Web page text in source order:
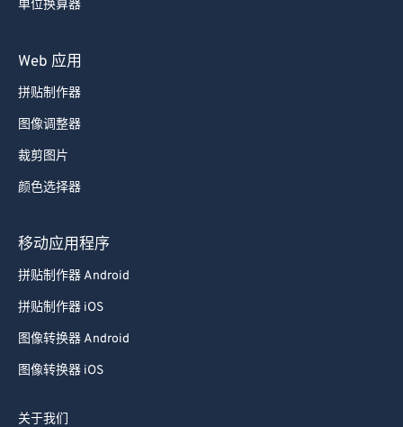
单位换算器
Web 应用
拼贴制作器
图像调整器
裁剪图片
颜色选择器
移动应用程序
拼贴制作器 Android
拼贴制作器 iOS
图像转换器 Android
图像转换器 iOS
关于我们